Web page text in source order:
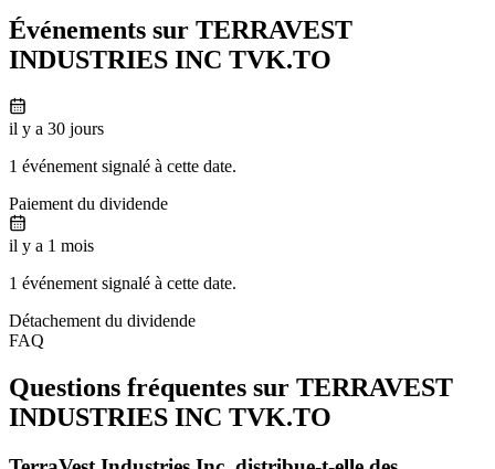
Événements sur TERRAVEST
INDUSTRIES INC TVK.TO
il y a 30 jours
1 événement signalé à cette date.
Paiement du dividende
il y a 1 mois
1 événement signalé à cette date.
Détachement du dividende
FAQ
Questions fréquentes sur TERRAVEST
INDUSTRIES INC TVK.TO